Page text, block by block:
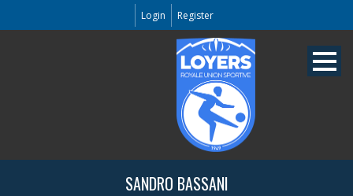
Login Register
SANDRO BASSANI